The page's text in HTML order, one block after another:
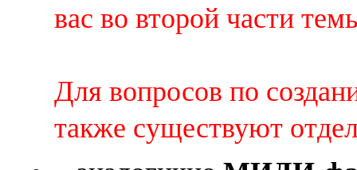
вас во второй части
Для вопросов по
также существуют